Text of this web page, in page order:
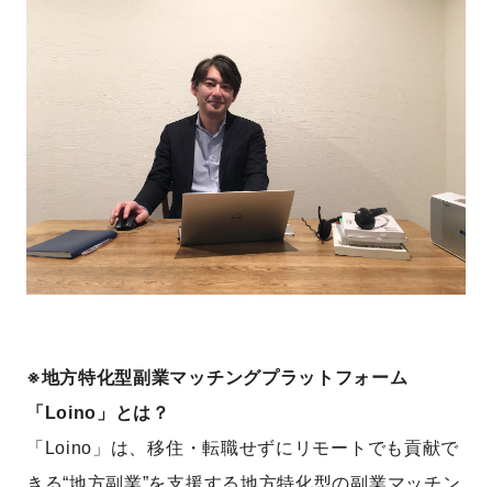
※地方特化型副業マッチングプラットフォーム
「Loino」とは？
「Loino」は、移住・転職せずにリモートでも貢献で